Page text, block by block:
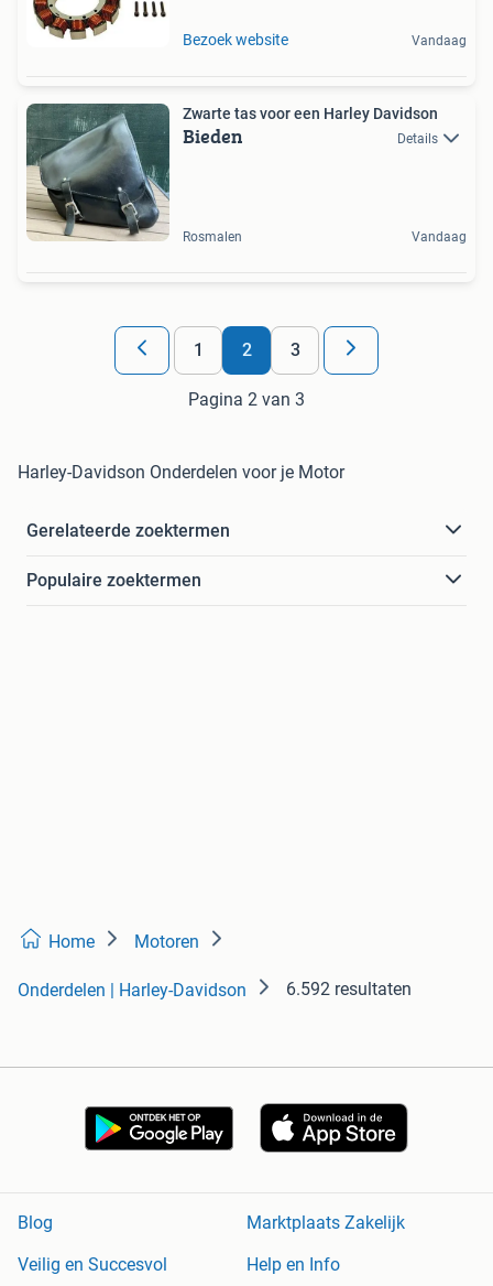
Bezoek website Vandaag
Zwarte tas voor een Harley Davidson
Bieden Details
Rosmalen Vandaag
1 2 3
Pagina 2 van 3
Harley-Davidson Onderdelen voor je Motor
Gerelateerde zoektermen
Populaire zoektermen
Home Motoren
Onderdelen | Harley-Davidson 6.592 resultaten
Blog
Marktplaats Zakelijk
Veilig en Succesvol
Help en Info